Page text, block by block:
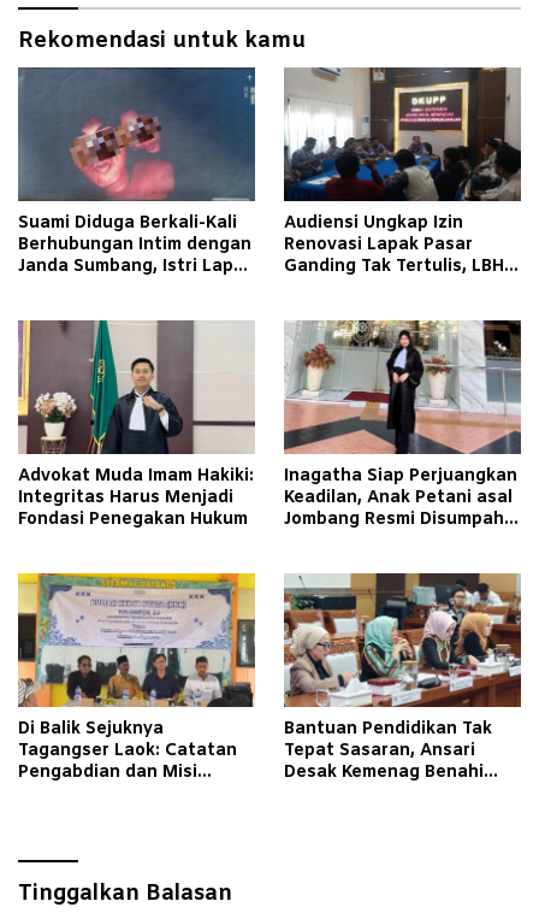
Rekomendasi untuk kamu
Suami Diduga Berkali-Kali
Berhubungan Intim dengan
Janda Sumbang, Istri Lapor
Audiensi Ungkap Izin
Renovasi Lapak Pasar
Ganding Tak Tertulis, LBH
Advokat Muda Imam Hakiki:
Integritas Harus Menjadi
Fondasi Penegakan Hukum
Inagatha Siap Perjuangkan
Keadilan, Anak Petani asal
Jombang Resmi Disumpah
Di Balik Sejuknya
Tagangser Laok: Catatan
Pengabdian dan Misi
Bantuan Pendidikan Tak
Tepat Sasaran, Ansari
Desak Kemenag Benahi
Tinggalkan Balasan